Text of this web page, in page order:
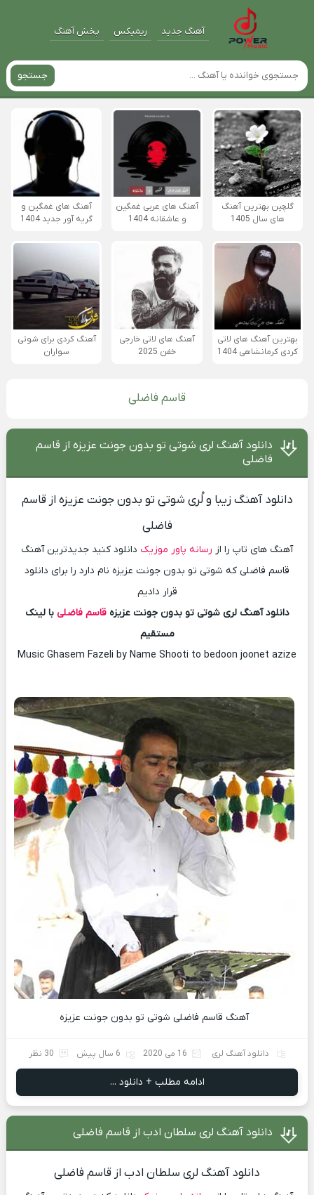
آهنگ جدید ریمیکس پخش آهنگ
جستجو
گلچین بهترین آهنگ
های سال 1405
آهنگ های عربی غمگین
و عاشقانه 1404
آهنگ های غمگین و
گریه آور جدید 1404
بهترین آهنگ های لاتی
کردی کرمانشاهی 1404
آهنگ های لاتی خارجی
خفن 2025
آهنگ کردی برای شوتی
سواران
قاسم فاضلی
دانلود آهنگ لری شوتی تو بدون جونت عزیزه از قاسم
فاضلی
دانلود آهنگ زیبا و لُری شوتی تو بدون جونت عزیزه از قاسم
فاضلی
آهنگ های تاپ را از رسانه پاور موزیک دانلود کنید جدیدترین آهنگ
قاسم فاضلی که شوتی تو بدون جونت عزیزه نام دارد را برای دانلود
قرار دادیم
دانلود آهنگ لری شوتی تو بدون جونت عزیزهقاسم فاضلی با لینک
مستقیم
آهنگ قاسم فاضلی شوتی تو بدون جونت عزیزه
دانلود آهنگ لری 16 می 2020 6 سال پیش 30 نظر
ادامه مطلب + دانلود ...
دانلود آهنگ لری سلطان ادب از قاسم فاضلی
دانلود آهنگ لری سلطان ادب از قاسم فاضلی